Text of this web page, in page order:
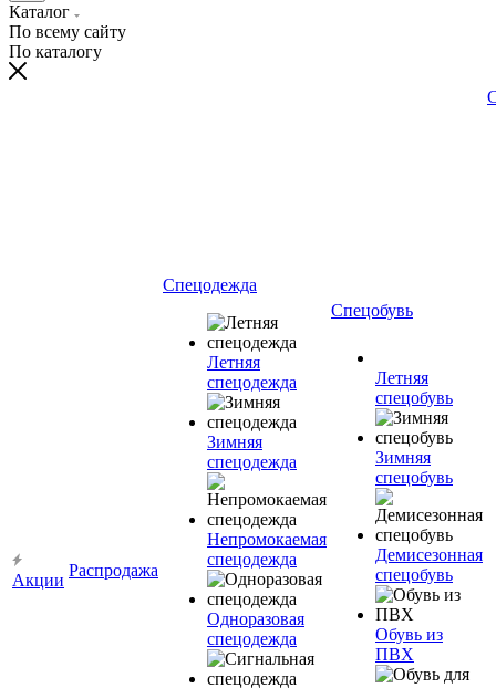
Каталог
По всему сайту
По каталогу
Акции
Распродажа
Спецодежда
Летняя
спецодежда
Зимняя
спецодежда
Непромокаемая
спецодежда
Одноразовая
спецодежда
Спецобувь
Летняя
спецобувь
Зимняя
спецобувь
Демисезонная
спецобувь
Обувь из
ПВХ